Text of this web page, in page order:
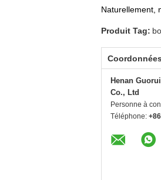
Naturellement,
Produit Tag:
Coordonnées
Henan
Co., Ltd
Personne à
Téléphone: